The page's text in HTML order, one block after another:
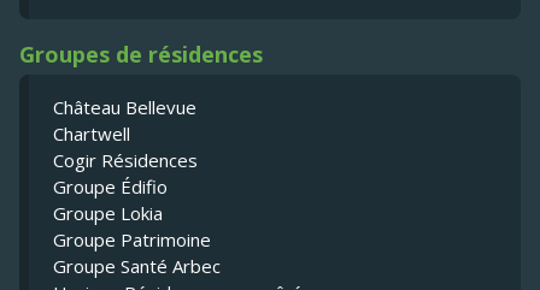
Groupes de résidences
Château Bellevue
Chartwell
Cogir Résidences
Groupe Édifio
Groupe Lokia
Groupe Patrimoine
Groupe Santé Arbec